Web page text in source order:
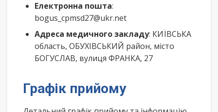
Електронна пошта:
bogus_cpmsd27@ukr.net
Адреса медичного закладу: КИЇВСЬКА
область, ОБУХІВСЬКИЙ район, місто
БОГУСЛАВ, вулиця ФРАНКА, 27
Графік прийому